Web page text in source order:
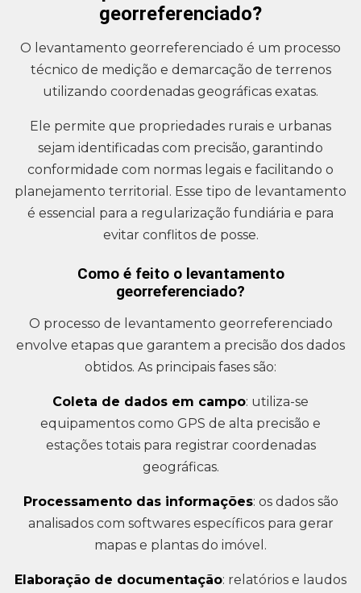
georreferenciado?
O levantamento georreferenciado é um processo
técnico de medição e demarcação de terrenos
utilizando coordenadas geográficas exatas.
Ele permite que propriedades rurais e urbanas
sejam identificadas com precisão, garantindo
conformidade com normas legais e facilitando o
planejamento territorial. Esse tipo de levantamento
é essencial para a regularização fundiária e para
evitar conflitos de posse.
Como é feito o levantamento
georreferenciado?
O processo de levantamento georreferenciado
envolve etapas que garantem a precisão dos dados
obtidos. As principais fases são:
Coleta de dados em campo: utiliza-se
equipamentos como GPS de alta precisão e
estações totais para registrar coordenadas
geográficas.
Processamento das informações: os dados são
analisados com softwares específicos para gerar
mapas e plantas do imóvel.
Elaboração de documentação: relatórios e laudos